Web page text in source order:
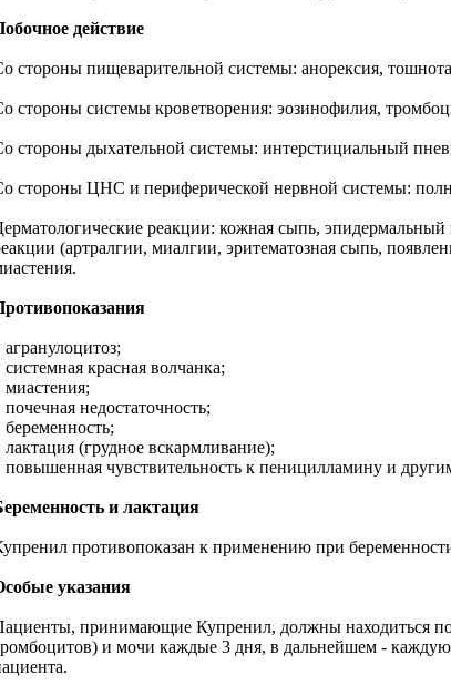
действие
стороны пищеварительной системы: анорексия,
стороны системы кроветворения: эозинофилия,
стороны дыхательной системы: интерстициальный
стороны ЦНС и периферической нервной системы:
реакции: кожная сыпь,
(артралгии, миалгии, эритематозная сыпь,
красная волчанка;
миастения;
недостаточность;
(грудное вскармливание);
повышенная чувствительность к пеницилламину и
и лактация
противопоказан к применению при
указания
принимающие Купренил, должны находиться
и мочи каждые 3 дня, в дальнейшем -